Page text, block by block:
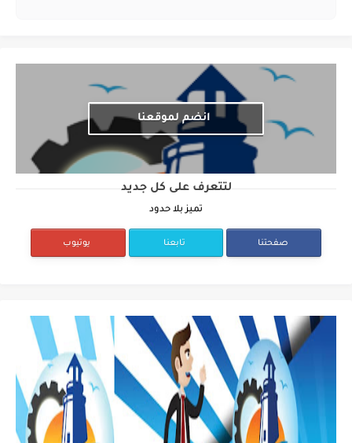
انضم لموقعنا
لتتعرف على كل جديد
تميز بلا حدود
صفحتنا تابعنا يوتيوب